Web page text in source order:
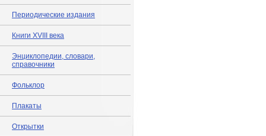
Периодические издания
Книги XVIII века
Энциклопедии, словари,
справочники
Фольклор
Плакаты
Открытки